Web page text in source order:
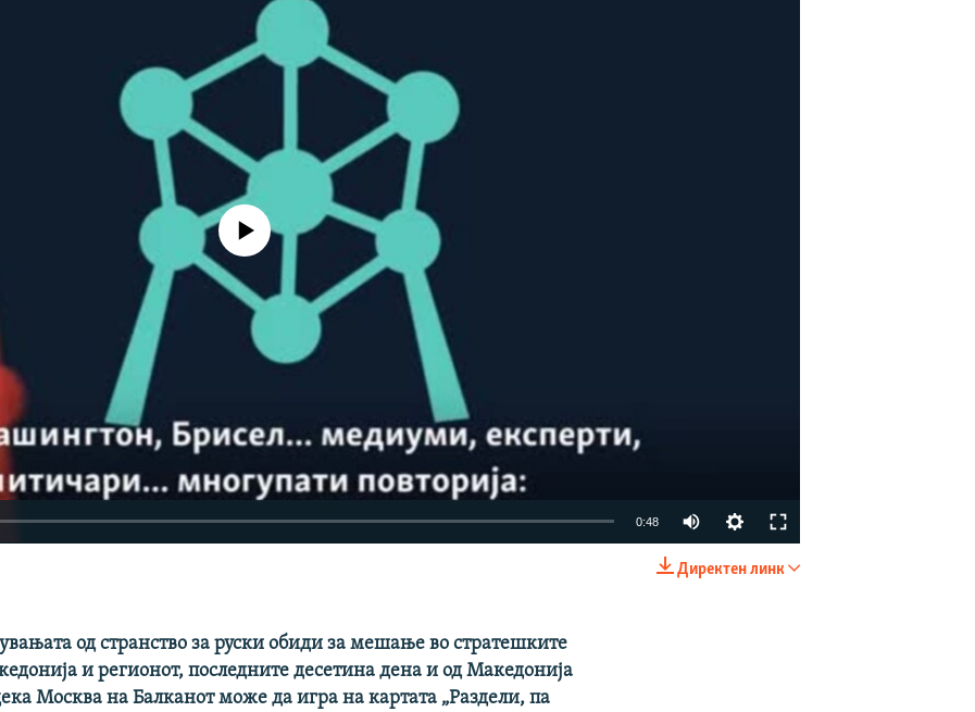
SHARE
No media source currently available
0:48
Директен линк
од странство за руски обиди за мешање во стратешките
и регионот, последните десетина дена и од Македонија
Москва на Балканот може да игра на картата „Раздели, па